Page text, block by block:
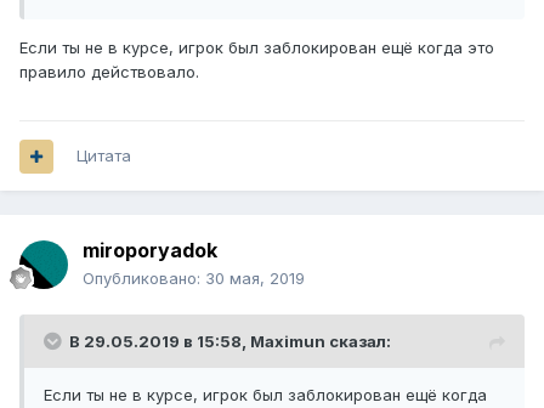
Если ты не в курсе, игрок был заблокирован ещё когда это
правило действовало.
Цитата
miroporyadok
Опубликовано: 30 мая, 2019
В 29.05.2019 в 15:58, Maximun сказал:
Если ты не в курсе, игрок был заблокирован ещё когда